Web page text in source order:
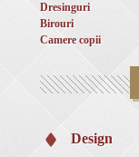
Dresinguri
Birouri
Camere copii
Design